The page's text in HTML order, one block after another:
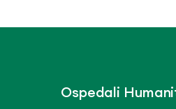
Ospedali